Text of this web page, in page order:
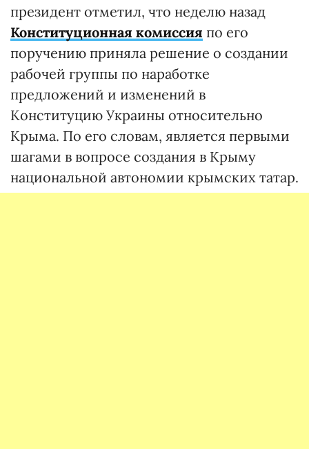
президент отметил, что неделю назад
Конституционная комиссия по его
поручению приняла решение о создании
рабочей группы по наработке
предложений и изменений в
Конституцию Украины относительно
Крыма. По его словам, является первыми
шагами в вопросе создания в Крыму
национальной автономии крымских татар.